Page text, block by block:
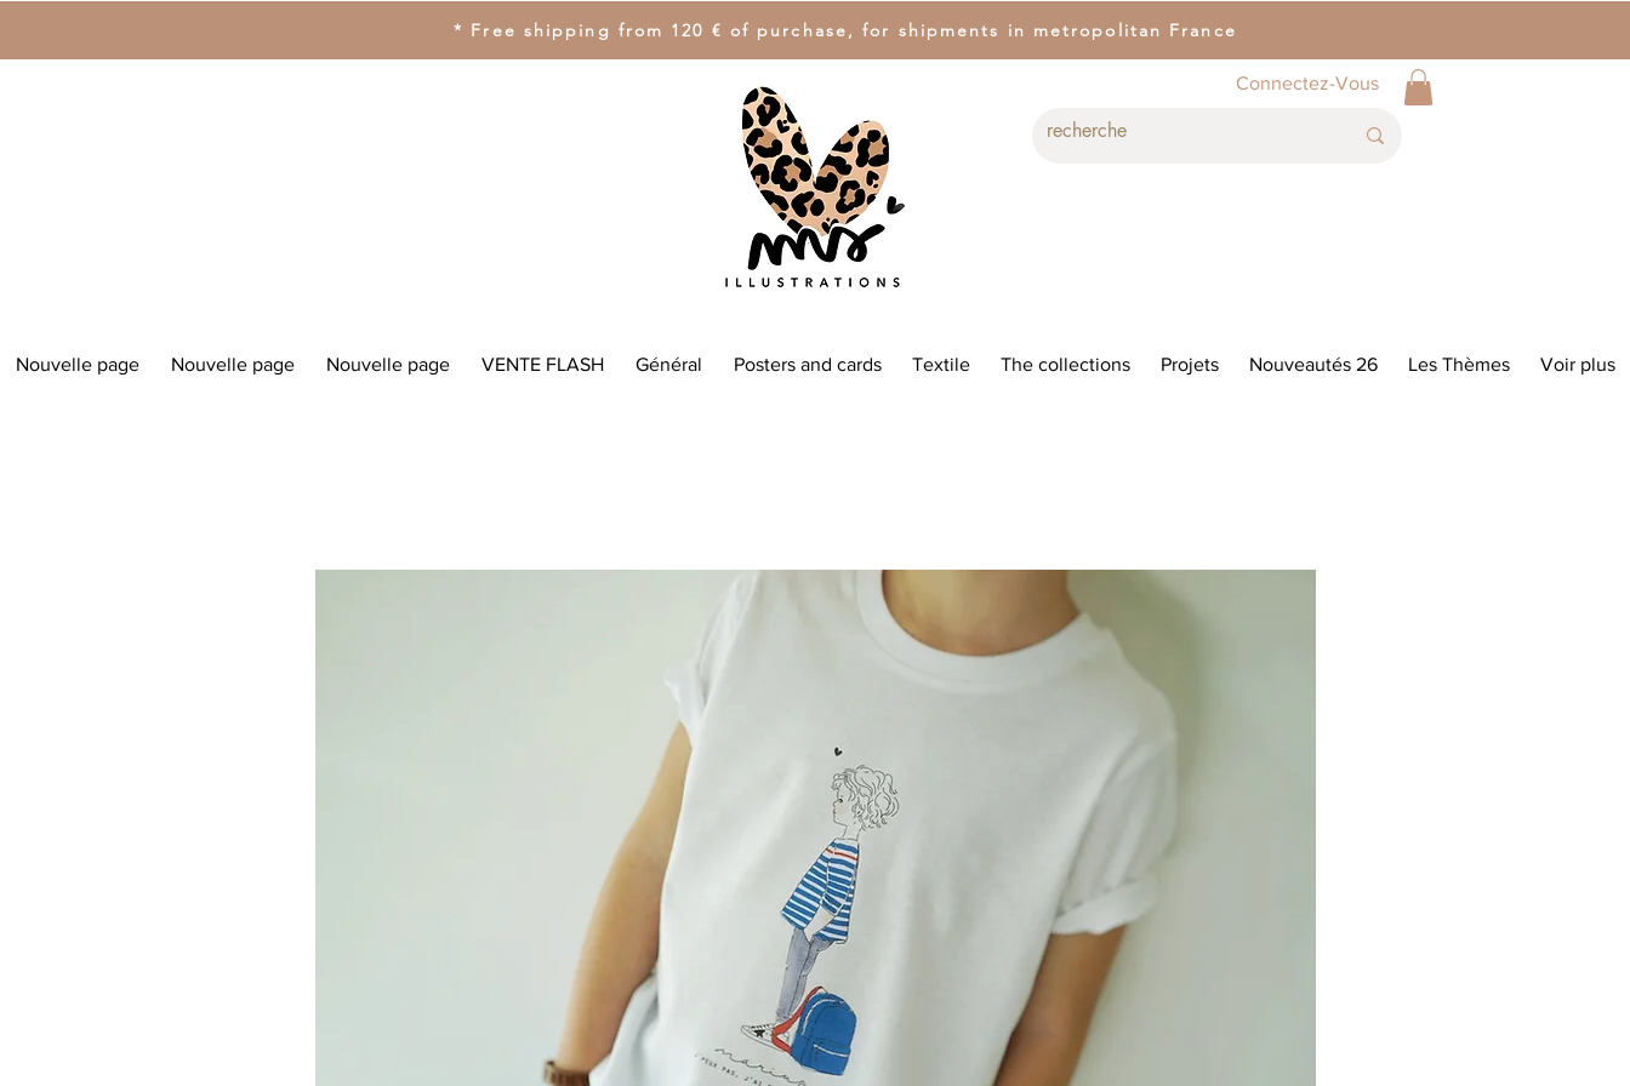
* Free shipping from 120 € of purchase, for shipments in metropolitan France
Connectez-Vous
Nouvelle page Nouvelle page Nouvelle page VENTE FLASH Général Posters and cards Textile The collections Projets Nouveautés 26 Les Thèmes Voir plus